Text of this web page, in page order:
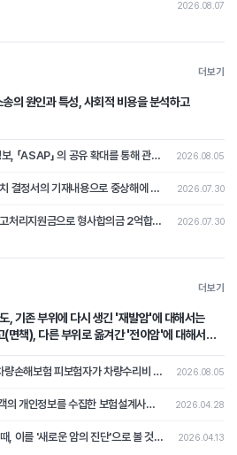
2026.08.07
더보기
의 원인과 특성, 사회적 비용을 분석하고
보이스피싱 의심 금융, 통신, 수사정보, 「ASAP」 의 공유 확대를 통해 관계기관 공동 활용 체계 마련 2026.08.05
교통사고로 상해2급에 해당시 불송치 결정서의 기재내용으로 중상해에 해당하지 않는다는 부분의 주장을 철회하고 형사합의로 본 분쟁조정사례[제2026-4호] 2026.07.30
교통사고로 상해2급 발생해 교통사고처리지원금으로 형사합의금 2억합의후 불송치시 형사합의에 대한 쟁점 논쟁이 된 분쟁조정사례 [제2026-3호] 2026.07.30
더보기
, 기존 부위에 다시 생긴 '재발암'에 대해서는
(면책), 다른 부위로 옮겨간 '전이암'에 대해서는
있다(부책)."
쌍방과실로 교통사고 발생 시 자기차량손해보험 피보험자가 차량수리비 중 자기부담금 상당액을 보상받지 못하였는데, 상대차량의 보험자를 상대로 자기부담금 상당의 손해배상을 청구한 사건 2026.08.05
보험가입 및 고객 관리를 위하여 고객의 개인정보를 수집한 보험설계사가 개인정보처리자에 해당하는지 여부가 문제 된 사건 2026.04.28
과거의 암이 가입 후 다시 나타났을 때, 이를 '새로운 암의 진단'으로 볼 것인지 아니면 '과거 사고의 연장(재발)'으로 보아 면책할 것인가? 2026.04.13